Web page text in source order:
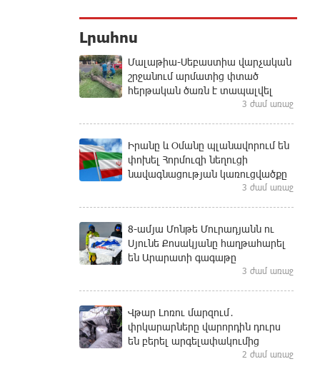
Լրահոս
Մալաթիա-Սեբաստիա վարչական
շրջանում արմատից փտած
հերթական ծառն է տապալվել
3 ժամ առաջ
Իրանը և Օմանը պլանավորում են
փոխել Հորմուզի նեղուցի
նավագնացության կառուցվածքը
3 ժամ առաջ
8-ամյա Մոնթե Մուրադյանն ու
Սյունե Քոսակյանը հաղթահարել
են Արարատի գագաթը
3 ժամ առաջ
Վթար Լոռու մարզում․
փրկարարները վարորդին դուրս
են բերել արգելափակումից
2 ժամ առաջ